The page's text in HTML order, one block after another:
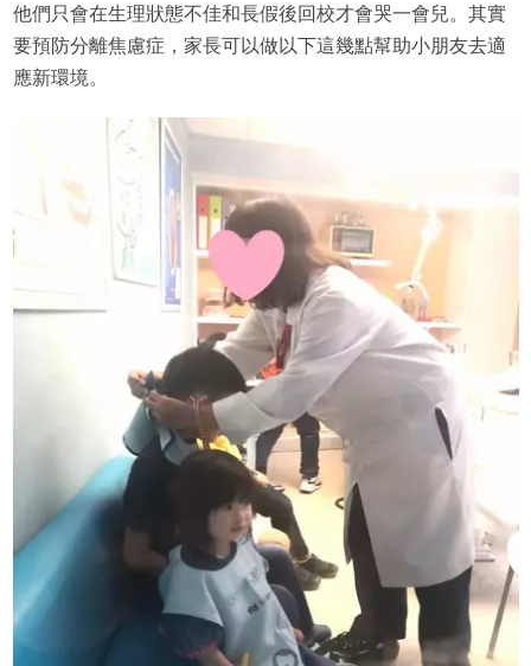
他們只會在生理狀態不佳和長假後回校才會哭一會兒。其實
要預防分離焦慮症，家長可以做以下這幾點幫助小朋友去適
應新環境。